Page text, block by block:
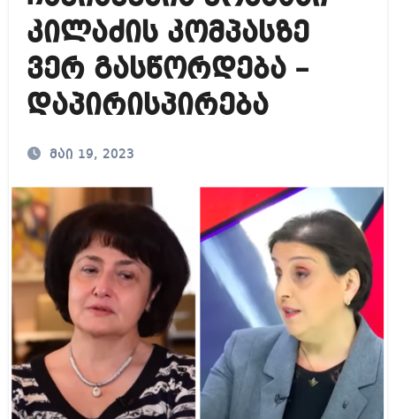
კილაძის კომპასზე
ვერ გასწორდება –
დაპირისპირება
მაი 19, 2023